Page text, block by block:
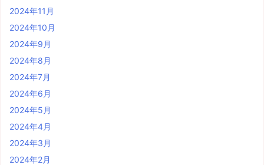
2024年11月
2024年10月
2024年9月
2024年8月
2024年7月
2024年6月
2024年5月
2024年4月
2024年3月
2024年2月